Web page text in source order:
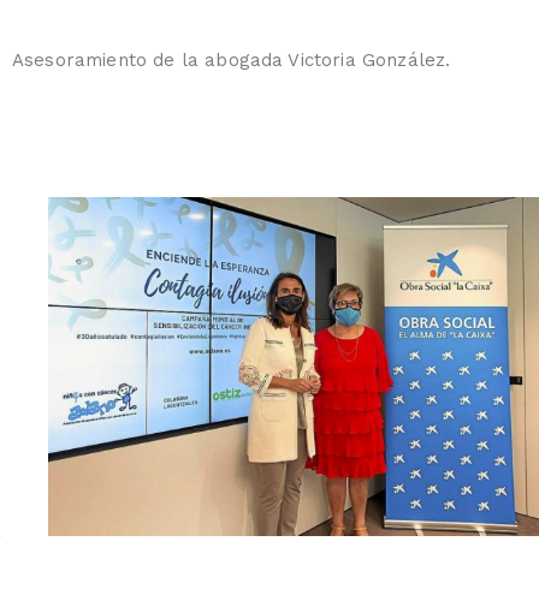
Asesoramiento de la abogada Victoria González.